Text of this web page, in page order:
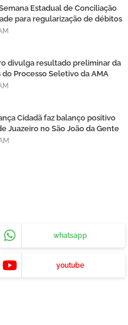
Estadual de Conciliação
para regularização de débitos
divulga resultado preliminar da
Processo Seletivo da AMA
Cidadã faz balanço positivo
Juazeiro no São João da Gente
whatsapp
youtube